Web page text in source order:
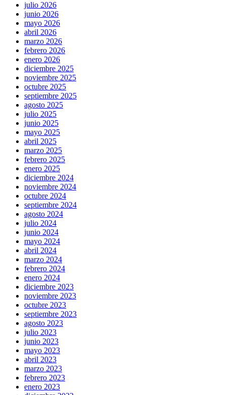
julio 2026
junio 2026
mayo 2026
abril 2026
marzo 2026
febrero 2026
enero 2026
diciembre 2025
noviembre 2025
octubre 2025
septiembre 2025
agosto 2025
julio 2025
junio 2025
mayo 2025
abril 2025
marzo 2025
febrero 2025
enero 2025
diciembre 2024
noviembre 2024
octubre 2024
septiembre 2024
agosto 2024
julio 2024
junio 2024
mayo 2024
abril 2024
marzo 2024
febrero 2024
enero 2024
diciembre 2023
noviembre 2023
octubre 2023
septiembre 2023
agosto 2023
julio 2023
junio 2023
mayo 2023
abril 2023
marzo 2023
febrero 2023
enero 2023